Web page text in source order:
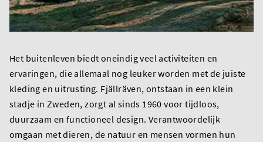
Het buitenleven biedt oneindig veel activiteiten en
ervaringen, die allemaal nog leuker worden met de juiste
kleding en uitrusting. Fjällräven, ontstaan in een klein
stadje in Zweden, zorgt al sinds 1960 voor tijdloos,
duurzaam en functioneel design. Verantwoordelijk
omgaan met dieren, de natuur en mensen vormen hun